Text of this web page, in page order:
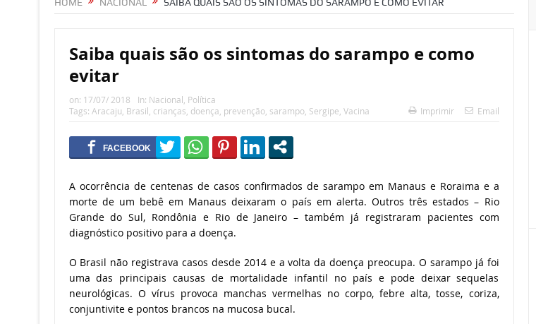
Saiba quais são os sintomas do sarampo e como
evitar
on: 17/07/ 2018 In: Nacional Política
Tags: Aracaju Brasil crianças doença prevenção, sarampo, Sergipe Vacina Imprimir Email
A ocorrência de centenas de casos confirmados de sarampo em Manaus e Roraima e a
morte de um bebê em Manaus deixaram o país em alerta. Outros três estados – Rio
Grande do Sul, Rondônia e Rio de Janeiro – também já registraram pacientes com
diagnóstico positivo para a doença.
O Brasil não registrava casos desde 2014 e a volta da doença preocupa. O sarampo já foi
uma das principais causas de mortalidade infantil no país e pode deixar sequelas
neurológicas. O vírus provoca manchas vermelhas no corpo, febre alta, tosse, coriza,
conjuntivite e pontos brancos na mucosa bucal.